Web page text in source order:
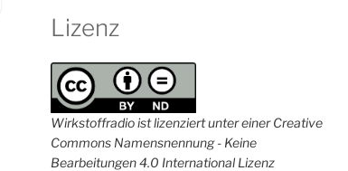
Lizenz
Wirkstoffradio ist lizenziert unter einer Creative
Commons Namensnennung - Keine
Bearbeitungen 4.0 International Lizenz